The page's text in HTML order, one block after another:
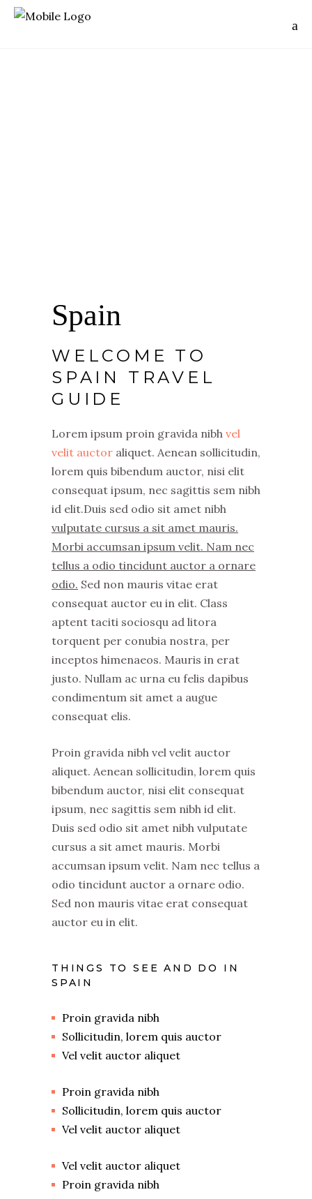
Spain
WELCOME TO
SPAIN TRAVEL
GUIDE
Lorem ipsum proin gravida nibh vel
velit auctor aliquet. Aenean sollicitudin,
lorem quis bibendum auctor, nisi elit
consequat ipsum, nec sagittis sem nibh
id elit.Duis sed odio sit amet nibh
vulputate cursus a sit amet mauris.
Morbi accumsan ipsum velit. Nam nec
tellus a odio tincidunt auctor a ornare
odio. Sed non mauris vitae erat
consequat auctor eu in elit. Class
aptent taciti sociosqu ad litora
torquent per conubia nostra, per
inceptos himenaeos. Mauris in erat
justo. Nullam ac urna eu felis dapibus
condimentum sit amet a augue
consequat elis.
Proin gravida nibh vel velit auctor
aliquet. Aenean sollicitudin, lorem quis
bibendum auctor, nisi elit consequat
ipsum, nec sagittis sem nibh id elit.
Duis sed odio sit amet nibh vulputate
cursus a sit amet mauris. Morbi
accumsan ipsum velit. Nam nec tellus a
odio tincidunt auctor a ornare odio.
Sed non mauris vitae erat consequat
auctor eu in elit.
THINGS TO SEE AND DO IN
SPAIN
Proin gravida nibh
Sollicitudin, lorem quis auctor
Vel velit auctor aliquet
Proin gravida nibh
Sollicitudin, lorem quis auctor
Vel velit auctor aliquet
Vel velit auctor aliquet
Proin gravida nibh